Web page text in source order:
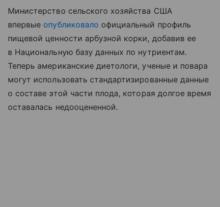
Министерство сельского хозяйства США
впервые опубликовало официальный профиль
пищевой ценности арбузной корки, добавив ее
в Национальную базу данных по нутриентам.
Теперь американские диетологи, ученые и повара
могут использовать стандартизированные данные
о составе этой части плода, которая долгое время
оставалась недооцененной.